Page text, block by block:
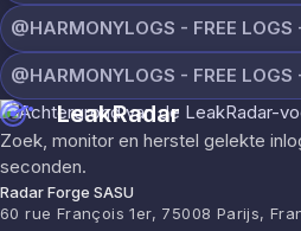
LeakRadar
Zoek, monitor en herstel gelekte
seconden.
Radar Forge SASU
60 rue François 1er, 75008 Parijs,